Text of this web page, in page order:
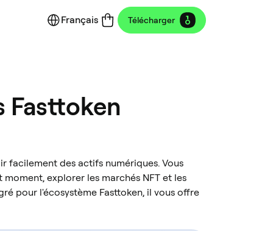
Français Télécharger
Fasttoken
facilement des actifs numériques. Vous
explorer les marchés NFT et les
pour l'écosystème Fasttoken, il vous offre